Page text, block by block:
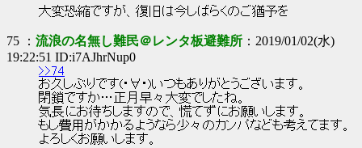
大変恐縮ですが、復旧は今しばらくのご猶予を
75 ： 流浪の名無し難民＠レンタ板避難所 ：2019/01/02(水)
19:22:51 ID:i7AJhrNup0
>>74
お久しぶりです(･∀･)いつもありがとうございます。
閉鎖ですか…正月早々大変でしたね。
気長にお待ちしますので、慌てずにお願いします。
もし費用がかかるようなら少々のカンパなども考えてます。
よろしくお願いします。